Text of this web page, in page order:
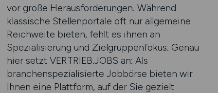
vor große Herausforderungen. Während
klassische Stellenportale oft nur allgemeine
Reichweite bieten, fehlt es ihnen an
Spezialisierung und Zielgruppenfokus. Genau
hier setzt VERTRIEB.JOBS an: Als
branchenspezialisierte Jobbörse bieten wir
Ihnen eine Plattform, auf der Sie gezielt